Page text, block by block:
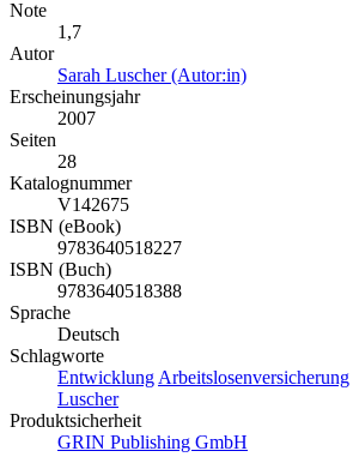
Note
1,7
Autor
Sarah Luscher (Autor:in)
Erscheinungsjahr
2007
Seiten
28
Katalognummer
V142675
ISBN (eBook)
9783640518227
ISBN (Buch)
9783640518388
Sprache
Deutsch
Schlagworte
Entwicklung Arbeitslosenversicherung
Luscher
Produktsicherheit
GRIN Publishing GmbH